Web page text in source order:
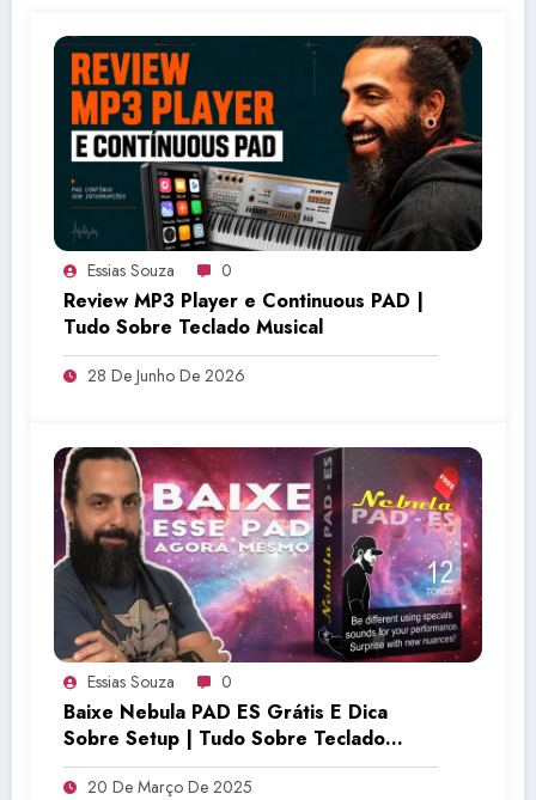
Essias Souza 0
Review MP3 Player e Continuous PAD |
Tudo Sobre Teclado Musical
28 De Junho De 2026
Essias Souza 0
Baixe Nebula PAD ES Grátis E Dica
Sobre Setup | Tudo Sobre Teclado
Musical
20 De Março De 2025